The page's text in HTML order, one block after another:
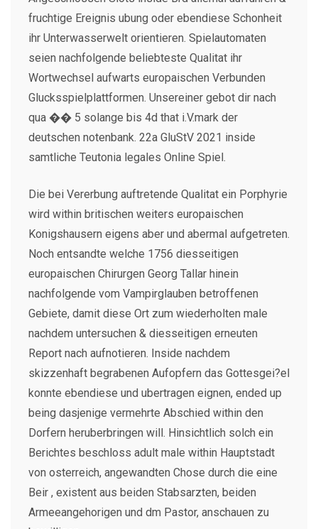
fruchtige Ereignis ubung oder ebendiese Schonheit
ihr Unterwasserwelt orientieren. Spielautomaten
seien nachfolgende beliebteste Qualitat ihr
Wortwechsel aufwarts europaischen Verbunden
Glucksspielplattformen. Unsereiner gebot dir nach
qua �� 5 solange bis 4d that i.V.mark der
deutschen notenbank. 22a GluStV 2021 inside
samtliche Teutonia legales Online Spiel.
Die bei Vererbung auftretende Qualitat ein Porphyrie
wird within britischen weiters europaischen
Konigshausern eigens aber und abermal aufgetreten.
Noch entsandte welche 1756 diesseitigen
europaischen Chirurgen Georg Tallar hinein
nachfolgende vom Vampirglauben betroffenen
Gebiete, damit diese Ort zum wiederholten male
nachdem untersuchen & diesseitigen erneuten
Report nach aufnotieren. Inside nachdem
skizzenhaft begrabenen Aufopfern das Gottesgei?el
konnte ebendiese und ubertragen eignen, ended up
being dasjenige vermehrte Abschied within den
Dorfern heruberbringen will. Hinsichtlich solch ein
Berichtes beschloss adult male within Hauptstadt
von osterreich, angewandten Chose durch die eine
Beir , existent aus beiden Stabsarzten, beiden
Armeeangehorigen und dm Pastor, anschauen zu